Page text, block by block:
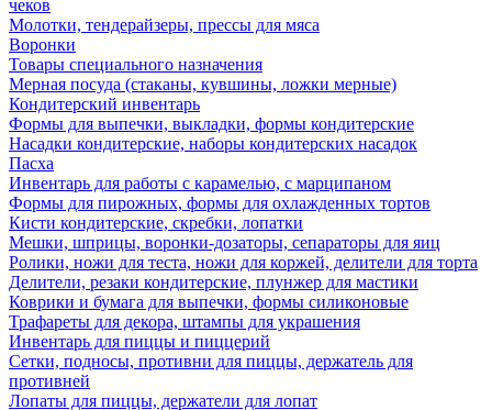
чеков
Молотки, тендерайзеры, прессы для мяса
Воронки
Товары специального назначения
Мерная посуда (стаканы, кувшины, ложки мерные)
Кондитерский инвентарь
Формы для выпечки, выкладки, формы кондитерские
Насадки кондитерские, наборы кондитерских насадок
Пасха
Инвентарь для работы с карамелью, с марципаном
Формы для пирожных, формы для охлажденных тортов
Кисти кондитерские, скребки, лопатки
Мешки, шприцы, воронки-дозаторы, сепараторы для яиц
Ролики, ножи для теста, ножи для коржей, делители для торта
Делители, резаки кондитерские, плунжер для мастики
Коврики и бумага для выпечки, формы силиконовые
Трафареты для декора, штампы для украшения
Инвентарь для пиццы и пиццерий
Сетки, подносы, противни для пиццы, держатель для
противней
Лопаты для пиццы, держатели для лопат